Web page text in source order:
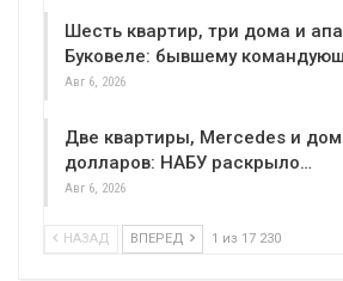
Шесть квартир, три дома и
Буковеле: бывшему
Авг 6, 2026
Две квартиры, Mercedes и
долларов: НАБУ раскрыло…
Авг 6, 2026
НАЗАД ВПЕРЕД 1 из 17 230